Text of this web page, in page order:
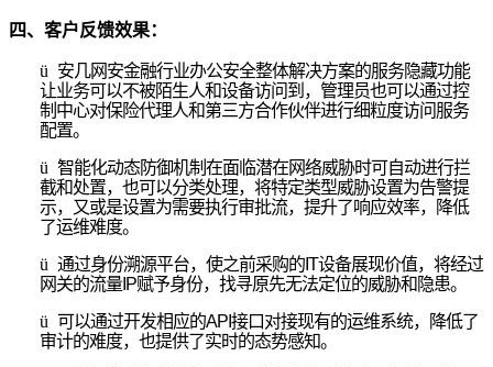
四、客户反馈效果：
ü 安几网安金融行业办公安全整体解决方案的服务隐藏功能
让业务可以不被陌生人和设备访问到，管理员也可以通过控
制中心对保险代理人和第三方合作伙伴进行细粒度访问服务
配置。
ü 智能化动态防御机制在面临潜在网络威胁时可自动进行拦
截和处置，也可以分类处理，将特定类型威胁设置为告警提
示，又或是设置为需要执行审批流，提升了响应效率，降低
了运维难度。
ü 通过身份溯源平台，使之前采购的IT设备展现价值，将经过
网关的流量IP赋予身份，找寻原先无法定位的威胁和隐患。
ü 可以通过开发相应的API接口对接现有的运维系统，降低了
审计的难度，也提供了实时的态势感知。